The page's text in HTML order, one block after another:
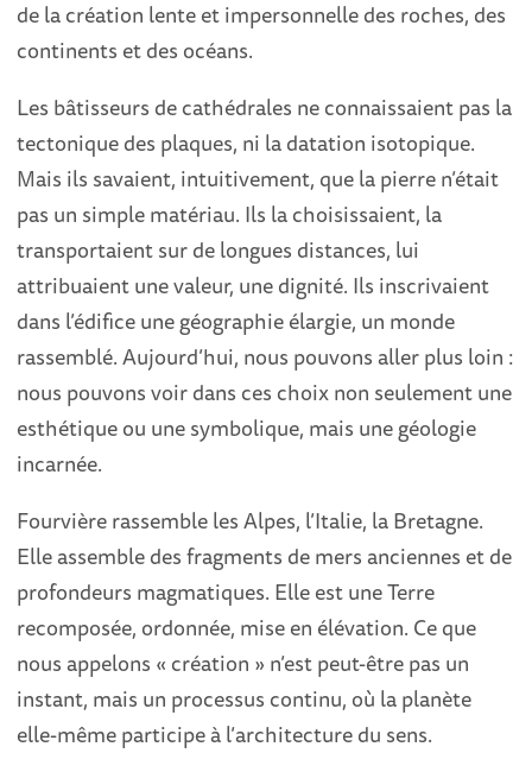
de la création lente et impersonnelle des roches, des
continents et des océans.
Les bâtisseurs de cathédrales ne connaissaient pas la
tectonique des plaques, ni la datation isotopique.
Mais ils savaient, intuitivement, que la pierre n’était
pas un simple matériau. Ils la choisissaient, la
transportaient sur de longues distances, lui
attribuaient une valeur, une dignité. Ils inscrivaient
dans l’édifice une géographie élargie, un monde
rassemblé. Aujourd’hui, nous pouvons aller plus loin :
nous pouvons voir dans ces choix non seulement une
esthétique ou une symbolique, mais une géologie
incarnée.
Fourvière rassemble les Alpes, l’Italie, la Bretagne.
Elle assemble des fragments de mers anciennes et de
profondeurs magmatiques. Elle est une Terre
recomposée, ordonnée, mise en élévation. Ce que
nous appelons « création » n’est peut-être pas un
instant, mais un processus continu, où la planète
elle-même participe à l’architecture du sens.